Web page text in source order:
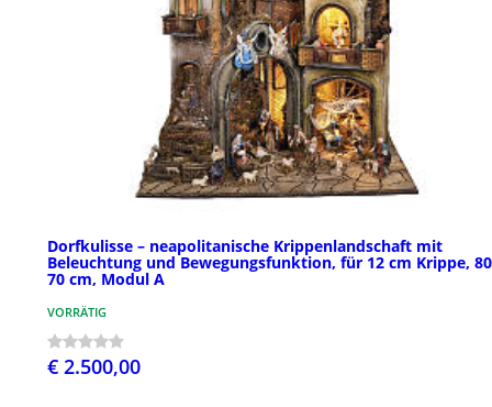
Dorfkulisse – neapolitanische Krippenlandschaft mit
Beleuchtung und Bewegungsfunktion, für 12 cm Krippe,
70 cm, Modul A
VORRÄTIG
€ 2.500,00